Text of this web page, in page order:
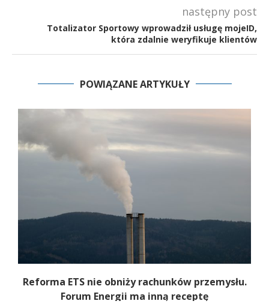
następny post
Totalizator Sportowy wprowadził usługę mojeID,
która zdalnie weryfikuje klientów
POWIĄZANE ARTYKUŁY
Reforma ETS nie obniży rachunków przemysłu.
Forum Energii ma inną receptę